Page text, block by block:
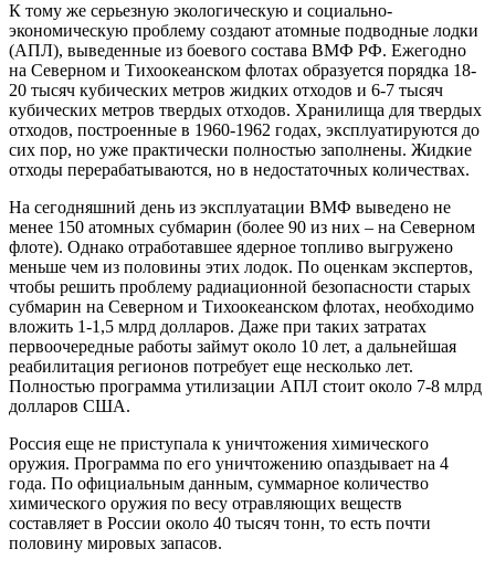
К тому же серьезную экологическую и социально-
экономическую проблему создают атомные подводные лодки
(АПЛ), выведенные из боевого состава ВМФ РФ. Ежегодно
на Северном и Тихоокеанском флотах образуется порядка 18-
20 тысяч кубических метров жидких отходов и 6-7 тысяч
кубических метров твердых отходов. Хранилища для твердых
отходов, построенные в 1960-1962 годах, эксплуатируются до
сих пор, но уже практически полностью заполнены. Жидкие
отходы перерабатываются, но в недостаточных количествах.
На сегодняшний день из эксплуатации ВМФ выведено не
менее 150 атомных субмарин (более 90 из них – на Северном
флоте). Однако отработавшее ядерное топливо выгружено
меньше чем из половины этих лодок. По оценкам экспертов,
чтобы решить проблему радиационной безопасности старых
субмарин на Северном и Тихоокеанском флотах, необходимо
вложить 1-1,5 млрд долларов. Даже при таких затратах
первоочередные работы займут около 10 лет, а дальнейшая
реабилитация регионов потребует еще несколько лет.
Полностью программа утилизации АПЛ стоит около 7-8 млрд
долларов США.
Россия еще не приступала к уничтожения химического
оружия. Программа по его уничтожению опаздывает на 4
года. По официальным данным, суммарное количество
химического оружия по весу отравляющих веществ
составляет в России около 40 тысяч тонн, то есть почти
половину мировых запасов.